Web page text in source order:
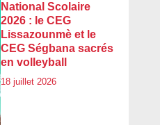
National Scolaire
2026 : le CEG
Lissazounmè et le
CEG Ségbana sacrés
en volleyball
18 juillet 2026